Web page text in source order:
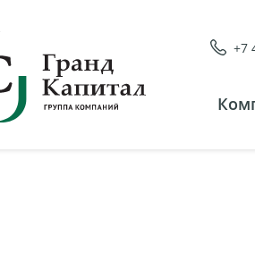
+7